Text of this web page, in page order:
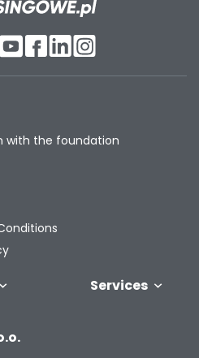
Services
with the foundation